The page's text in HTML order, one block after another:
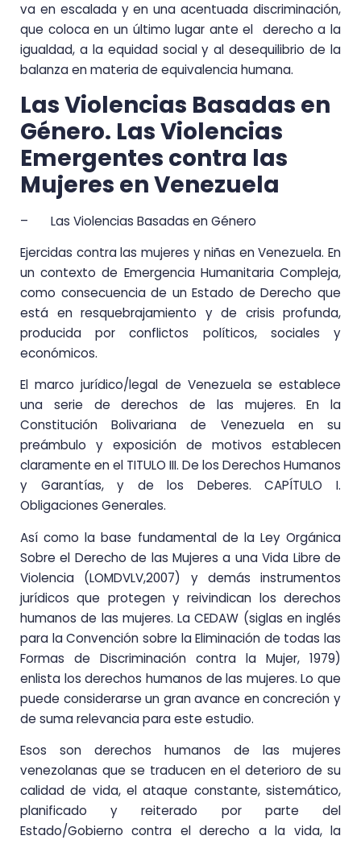
va en escalada y en una acentuada discriminación,
que coloca en un último lugar ante el derecho a la
igualdad, a la equidad social y al desequilibrio de la
balanza en materia de equivalencia humana.
Las Violencias Basadas en
Género. Las Violencias
Emergentes contra las
Mujeres en Venezuela
– Las Violencias Basadas en Género
Ejercidas contra las mujeres y niñas en Venezuela. En
un contexto de Emergencia Humanitaria Compleja,
como consecuencia de un Estado de Derecho que
está en resquebrajamiento y de crisis profunda,
producida por conflictos políticos, sociales y
económicos.
El marco jurídico/legal de Venezuela se establece
una serie de derechos de las mujeres. En la
Constitución Bolivariana de Venezuela en su
preámbulo y exposición de motivos establecen
claramente en el TITULO III. De los Derechos Humanos
y Garantías, y de los Deberes. CAPÍTULO I.
Obligaciones Generales.
Así como la base fundamental de la Ley Orgánica
Sobre el Derecho de las Mujeres a una Vida Libre de
Violencia (LOMDVLV,2007) y demás instrumentos
jurídicos que protegen y reivindican los derechos
humanos de las mujeres. La CEDAW (siglas en inglés
para la Convención sobre la Eliminación de todas las
Formas de Discriminación contra la Mujer, 1979)
enlista los derechos humanos de las mujeres. Lo que
puede considerarse un gran avance en concreción y
de suma relevancia para este estudio.
Esos son derechos humanos de las mujeres
venezolanas que se traducen en el deterioro de su
calidad de vida, el ataque constante, sistemático,
planificado y reiterado por parte del
Estado/Gobierno contra el derecho a la vida, la